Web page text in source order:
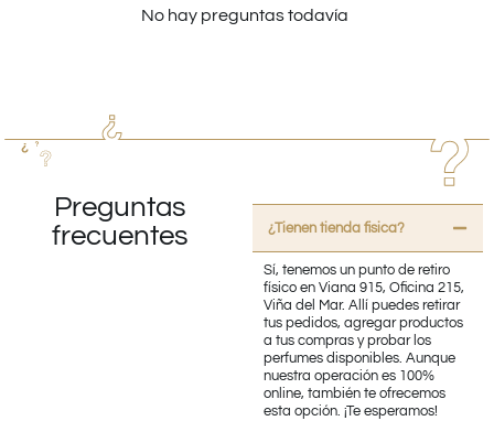
No hay preguntas todavía
Preguntas
frecuentes
¿Tienen tienda fisica?
Sí, tenemos un punto de retiro
físico en Viana 915, Oficina 215,
Viña del Mar. Allí puedes retirar
tus pedidos, agregar productos
a tus compras y probar los
perfumes disponibles. Aunque
nuestra operación es 100%
online, también te ofrecemos
esta opción. ¡Te esperamos!